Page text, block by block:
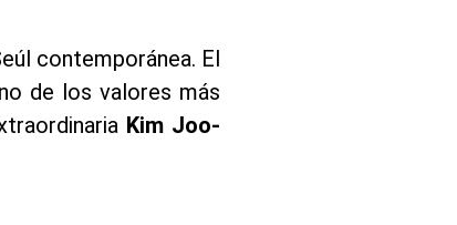
contemporánea. El
de los valores más
Kim Joo-